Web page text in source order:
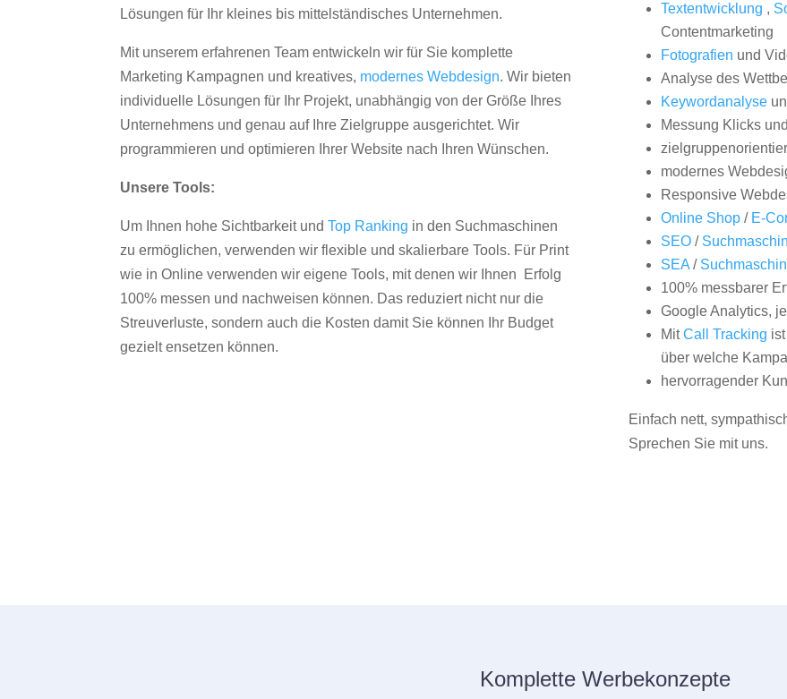
Lösungen für Ihr kleines bis mittelständisches Unternehmen.
Mit unserem erfahrenen Team entwickeln wir für Sie komplette
Marketing Kampagnen und kreatives, modernes Webdesign. Wir bieten
individuelle Lösungen für Ihr Projekt, unabhängig von der Größe Ihres
Unternehmens und genau auf Ihre Zielgruppe ausgerichtet. Wir
programmieren und optimieren Ihrer Website nach Ihren Wünschen.
Unsere Tools:
Um Ihnen hohe Sichtbarkeit undTop Ranking in den Suchmaschinen
zu ermöglichen, verwenden wir flexible und skalierbare Tools. Für Print
wie in Online verwenden wir eigene Tools, mit denen wir Ihnen Erfolg
100% messen und nachweisen können. Das reduziert nicht nur die
Streuverluste, sondern auch die Kosten damit Sie können Ihr Budget
gezielt ensetzen können.
Textentwicklung ,
Contentmarketing
Fotografien und
Analyse des
Keywordanalyse
Messung Klicks
modernes
Responsive
Online Shop/ E-
SEO/
SEA/
100% messbarer
Google Analytics,
MitCall Tracking
über welche
hervorragender
Einfach nett,
Sprechen Sie mit uns.
Komplette Werbekonzepte